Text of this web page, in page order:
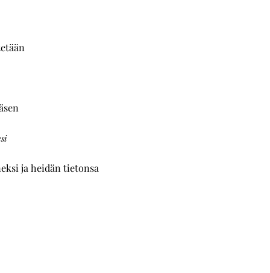
ja heidän tietonsa